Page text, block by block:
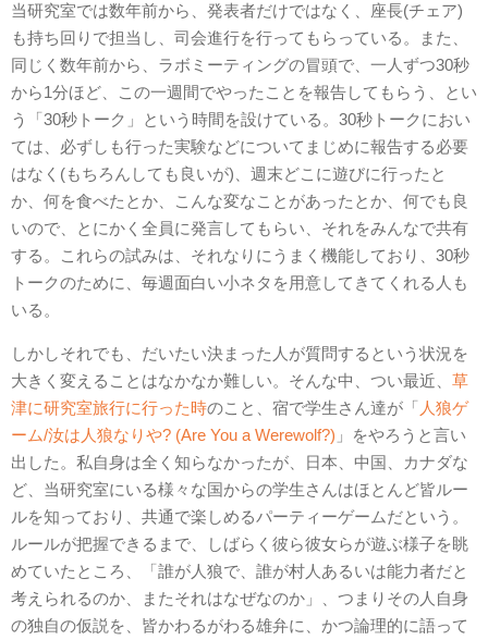
当研究室では数年前から、発表者だけではなく、座長(チェア)
も持ち回りで担当し、司会進行を行ってもらっている。また、
同じく数年前から、ラボミーティングの冒頭で、一人ずつ30秒
から1分ほど、この一週間でやったことを報告してもらう、とい
う「30秒トーク」という時間を設けている。30秒トークにおい
ては、必ずしも行った実験などについてまじめに報告する必要
はなく(もちろんしても良いが)、週末どこに遊びに行ったと
か、何を食べたとか、こんな変なことがあったとか、何でも良
いので、とにかく全員に発言してもらい、それをみんなで共有
する。これらの試みは、それなりにうまく機能しており、30秒
トークのために、毎週面白い小ネタを用意してきてくれる人も
いる。
しかしそれでも、だいたい決まった人が質問するという状況を
大きく変えることはなかなか難しい。そんな中、つい最近、 草
津に研究室旅行に行った時のこと、宿で学生さん達が「 人狼ゲ
ーム/汝は人狼なりや? (Are You a Werewolf?) 」をやろうと言い
出した。私自身は全く知らなかったが、日本、中国、カナダな
ど、当研究室にいる様々な国からの学生さんはほとんど皆ルー
ルを知っており、共通で楽しめるパーティーゲームだという。
ルールが把握できるまで、しばらく彼ら彼女らが遊ぶ様子を眺
めていたところ、「誰が人狼で、誰が村人あるいは能力者だと
考えられるのか、またそれはなぜなのか」、つまりその人自身
の独自の仮説を、皆かわるがわる雄弁に、かつ論理的に語って